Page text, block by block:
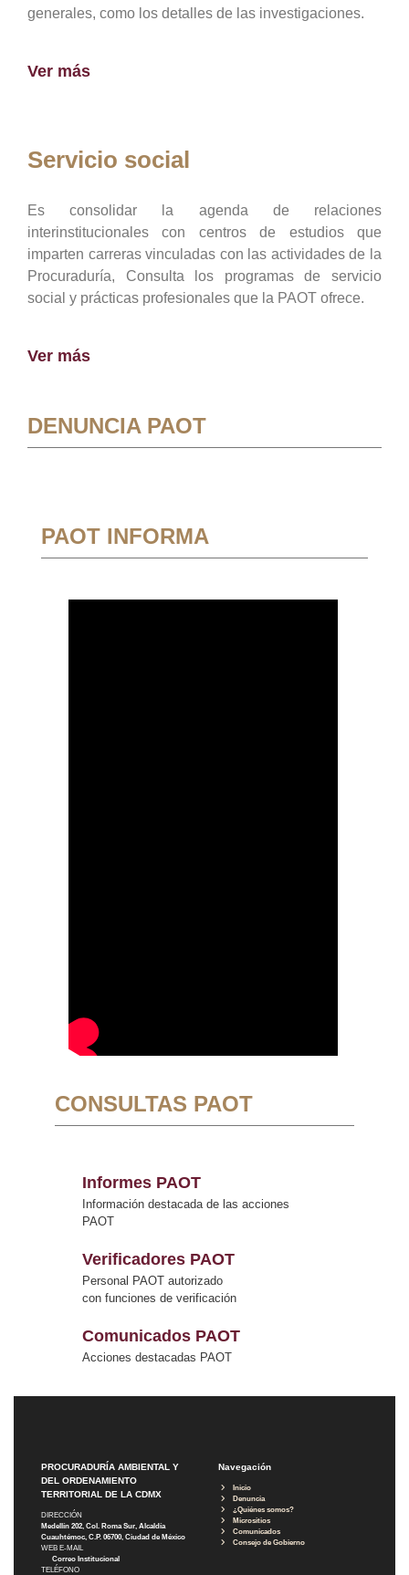
generales, como los detalles de las investigaciones.
Ver más
Servicio social
Es consolidar la agenda de relaciones
interinstitucionales con centros de estudios que
imparten carreras vinculadas con las actividades de la
Procuraduría, Consulta los programas de servicio
social y prácticas profesionales que la PAOT ofrece.
Ver más
DENUNCIA PAOT
PAOT INFORMA
CONSULTAS PAOT
Informes PAOT
Información destacada de las acciones
PAOT
Verificadores PAOT
Personal PAOT autorizado
con funciones de verificación
Comunicados PAOT
Acciones destacadas PAOT
PROCURADURÍA AMBIENTAL Y
DEL ORDENAMIENTO
TERRITORIAL DE LA CDMX
DIRECCIÓN
Medellín 202, Col. Roma Sur, Alcaldía
Cuauhtémoc, C.P. 06700, Ciudad de México
WEB E-MAIL
Correo Institucional
TELÉFONO
Navegación
Inicio
Denuncia
¿Quiénes somos?
Micrositios
Comunicados
Consejo de Gobierno